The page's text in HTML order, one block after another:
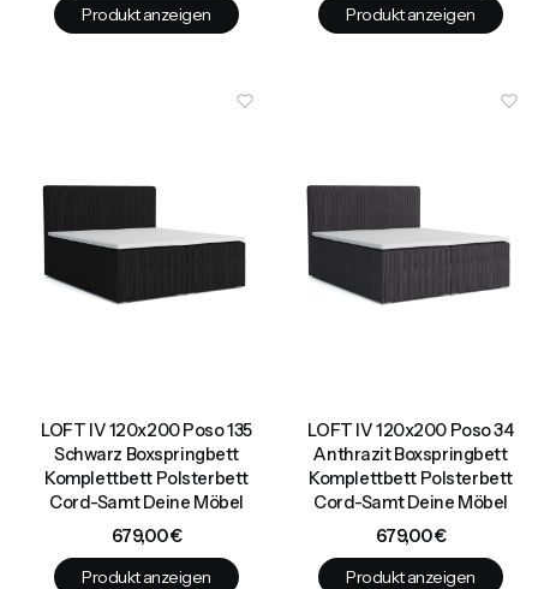
Produkt anzeigen Produkt anzeigen
LOFT IV 120x200 Poso 135
Schwarz Boxspringbett
Komplettbett Polsterbett
Cord-Samt Deine Möbel
Preis
679,00 €
Produkt anzeigen
LOFT IV 120x200 Poso 34
Anthrazit Boxspringbett
Komplettbett Polsterbett
Cord-Samt Deine Möbel
Preis
679,00 €
Produkt anzeigen